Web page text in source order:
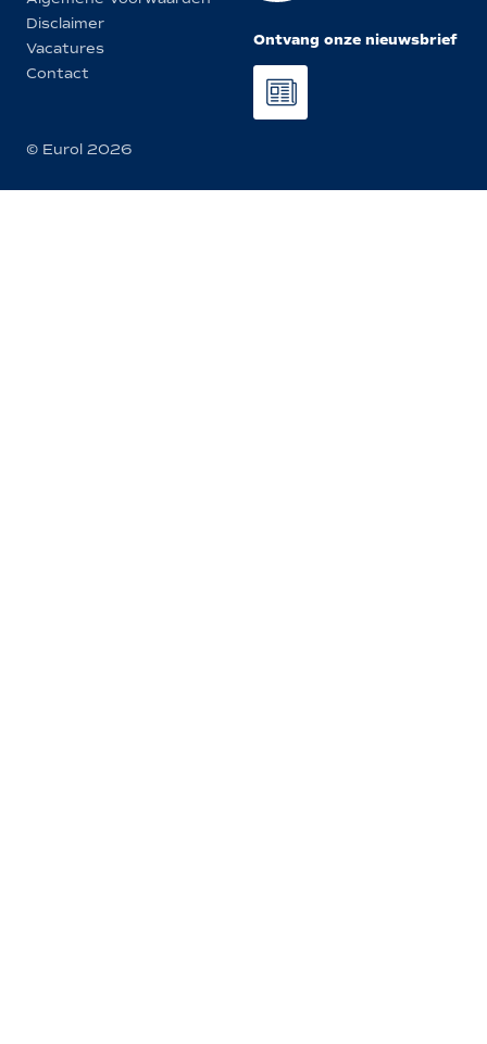
Disclaimer
Vacatures
Contact
Ontvang onze nieuwsbrief
© Eurol 2026